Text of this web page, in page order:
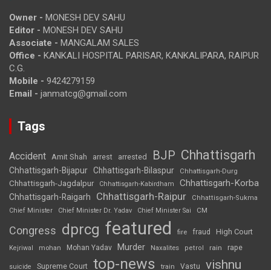
Owner - MONESH DEV SAHU
Editor - MONESH DEV SAHU
Associate - MANGALAM SALES
Office - KANKALI HOSPITAL PARISAR, KANKALIPARA, RAIPUR
C.G.
Mobile - 9424279159
Email - janmatcg@gmail.com
Tags
Accident Amit Shah arrest arrested BJP Chhattisgarh
Chhattisgarh-Bijapur Chhattisgarh-Bilaspur Chhattisgarh-Durg
Chhattisgarh-Jagdalpur Chhattisgarh-Kabirdham Chhattisgarh-Korba
Chhattisgarh-Raigarh Chhattisgarh-Raipur
Chhattisgarh-Sukma
Chief Minister
Chief Minister Dr. Yadav Chief Minister Sai CM
Congress dprcg featured fire fraud High Court
Kejriwal mohan Mohan Yadav Murder Naxalites petrol rain rape
suicide Supreme Court top-news train Vastu vishnu